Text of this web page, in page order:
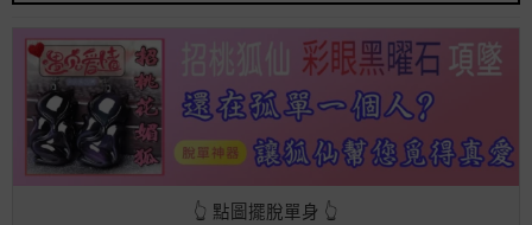
👆 點圖擺脫單身 👆